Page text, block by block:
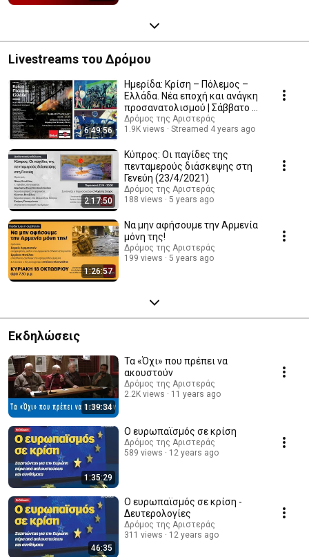
Livestreams του Δρόμου
6:49:56
Ημερίδα: Κρίση – Πόλεμος –
Ελλάδα. Νέα εποχή και ανάγκη
προσανατολισμού | Σάββατο 2
Απριλίου
Δρόμος της Αριστεράς
1.9K views
Streamed 4 years ago
2:17:50
Κύπρος: Οι παγίδες της
πενταμερούς διάσκεψης στη
Γενεύη (23/4/2021)
Δρόμος της Αριστεράς
188 views
5 years ago
1:26:57
Να μην αφήσουμε την Αρμενία
μόνη της!
Δρόμος της Αριστεράς
199 views
5 years ago
Εκδηλώσεις
1:39:34
Τα «Όχι» που πρέπει να
ακουστούν
Δρόμος της Αριστεράς
2.2K views
11 years ago
1:35:29
Ο ευρωπαϊσμός σε κρίση
Δρόμος της Αριστεράς
589 views
12 years ago
46:35
Ο ευρωπαϊσμός σε κρίση -
Δευτερολογίες
Δρόμος της Αριστεράς
311 views
12 years ago